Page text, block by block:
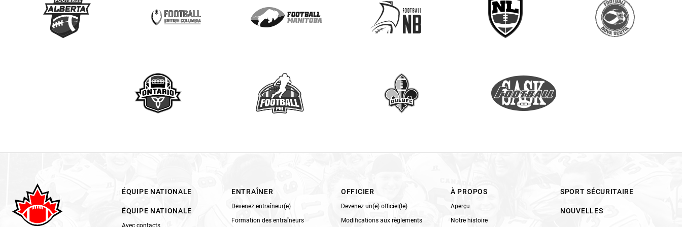
l
d
ÉQUIPE NATIONALE
ÉQUIPE NATIONALE
Avec contacts
ENTRAÎNER
Devenez entraîneur(e)
Formation des entraîneurs
OFFICIER
Devenez un(e) officiel(le)
Modifications aux règlements
À PROPOS
Aperçu
Notre histoire
SPORT SÉCURITAIRE
NOUVELLES